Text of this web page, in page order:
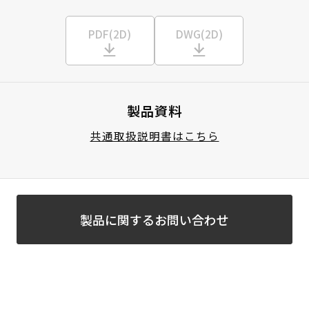
PDF(2D) DWG(2D)
製品資料
共通取扱説明書はこちら
製品に関するお問い合わせ